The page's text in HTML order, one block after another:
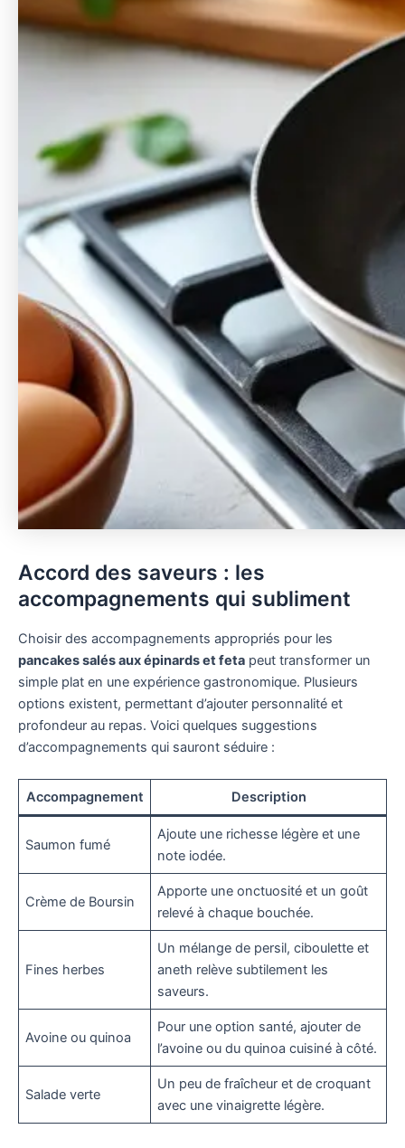
Accord des saveurs : les
accompagnements qui subliment
Choisir des accompagnements appropriés pour les
pancakes salés aux épinards et feta peut transformer un
simple plat en une expérience gastronomique. Plusieurs
options existent, permettant d’ajouter personnalité et
profondeur au repas. Voici quelques suggestions
d’accompagnements qui sauront séduire :
Accompagnement Description
Saumon fumé
Ajoute une richesse légère et une
note iodée.
Crème de Boursin
Apporte une onctuosité et un goût
relevé à chaque bouchée.
Fines herbes
Un mélange de persil, ciboulette et
aneth relève subtilement les
saveurs.
Avoine ou quinoa
Pour une option santé, ajouter de
l’avoine ou du quinoa cuisiné à côté.
Salade verte
Un peu de fraîcheur et de croquant
avec une vinaigrette légère.